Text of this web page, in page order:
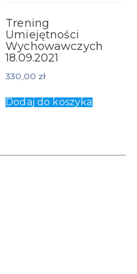
Trening
Umiejętności
Wychowawczych
18.09.2021
330,00 zł
Dodaj do koszyka